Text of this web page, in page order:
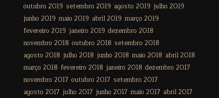
outubro 2019 setembro 2019 agosto 2019 julho 2019
junho 2019 maio 2019 abril 2019 março 2019
fevereiro 2019 janeiro 2019 dezembro 2018
novembro 2018 outubro 2018 setembro 2018
agosto 2018 julho 2018 junho 2018 maio 2018 abril 2018
março 2018 fevereiro 2018 janeiro 2018 dezembro 2017
novembro 2017 outubro 2017 setembro 2017
agosto 2017 julho 2017 junho 2017 maio 2017 abril 2017